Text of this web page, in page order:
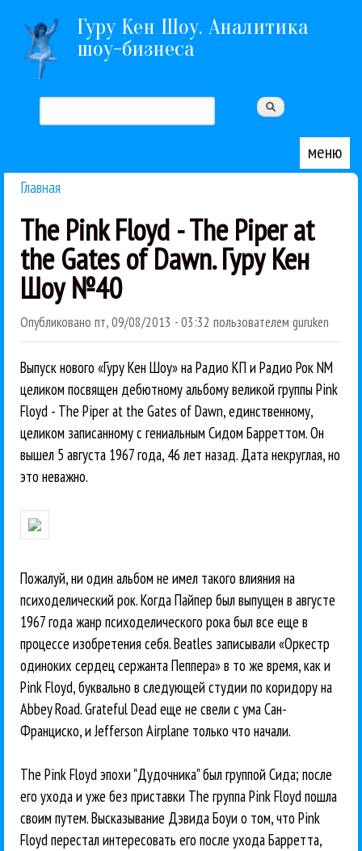
Перейти к основному содержанию
Гуру Кен Шоу. Аналитика
шоу-бизнеса
Форма поиска
меню
Главная
The Pink Floyd - The Piper at
the Gates of Dawn. Гуру Кен
Шоу №40
Опубликовано пт, 09/08/2013 - 03:32 пользователем guruken
Выпуск нового «Гуру Кен Шоу» на Радио КП и Радио Рок NM
целиком посвящен дебютному альбому великой группы Pink
Floyd - The Piper at the Gates of Dawn, единственному,
целиком записанному с гениальным Сидом Барреттом. Он
вышел 5 августа 1967 года, 46 лет назад. Дата некруглая, но
это неважно.
Пожалуй, ни один альбом не имел такого влияния на
психоделический рок. Когда Пайпер был выпущен в августе
1967 года жанр психоделического рока был все еще ​​в
процессе изобретения себя. Beatles записывали «Оркестр
одиноких сердец сержанта Пеппера» в то же время, как и
Pink Floyd, буквально в следующей студии по коридору на
Abbey Road. Grateful Dead еще не свели с ума Сан-
Франциско, и Jefferson Airplane только что начали.
The Pink Floyd эпохи "Дудочника" был группой Сида; после
его ухода и уже без приставки The группа Pink Floyd пошла
своим путем. Высказывание Дэвида Боуи о том, что Pink
Floyd перестал интересовать его после ухода Барретта,